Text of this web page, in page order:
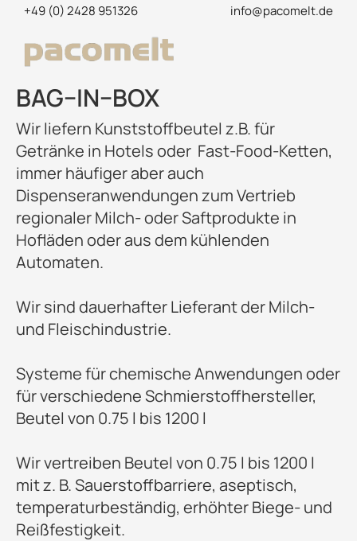
+49 (0) 2428 951326 info@pacomelt.de
BAG–IN–BOX
Wir liefern Kunststoffbeutel z.B. für
Getränke in Hotels oder Fast-Food-Ketten,
immer häufiger aber auch
Dispenseranwendungen zum Vertrieb
regionaler Milch- oder Saftprodukte in
Hofläden oder aus dem kühlenden
Automaten.
Wir sind dauerhafter Lieferant der Milch-
und Fleischindustrie.
Systeme für chemische Anwendungen oder
für verschiedene Schmierstoffhersteller,
Beutel von 0.75 l bis 1200 l
Wir vertreiben Beutel von 0.75 l bis 1200 l
mit z. B. Sauerstoffbarriere, aseptisch,
temperaturbeständig, erhöhter Biege- und
Reißfestigkeit.